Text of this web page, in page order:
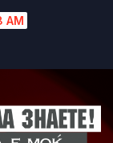
AM